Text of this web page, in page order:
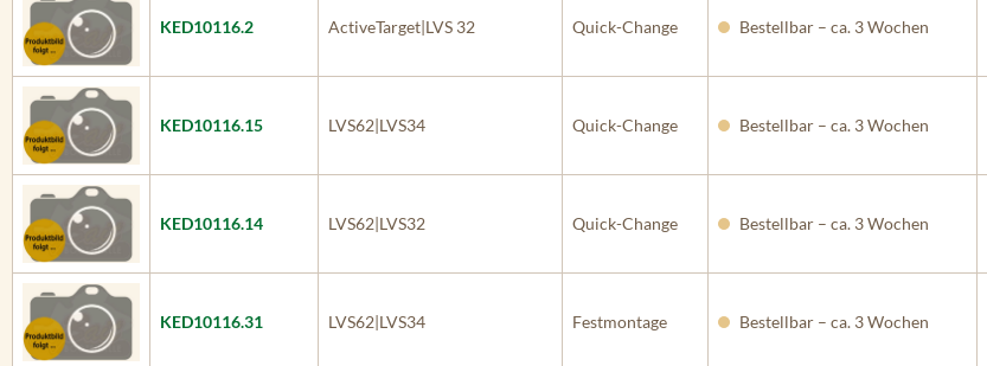
KED10116.2 ActiveTarget|LVS 32 Quick-Change Bestellbar – ca. 3 Wochen
KED10116.15 LVS62|LVS34 Quick-Change Bestellbar – ca. 3 Wochen
KED10116.14 LVS62|LVS32 Quick-Change Bestellbar – ca. 3 Wochen
KED10116.31 LVS62|LVS34 Festmontage Bestellbar – ca. 3 Wochen